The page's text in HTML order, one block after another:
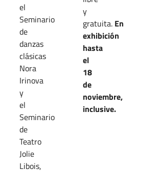
el
Seminario
de
danzas
clásicas
Nora
Irinova
y
el
Seminario
de
Teatro
Jolie
Libois,
y
gratuita. En
exhibición
hasta
el
18
de
noviembre,
inclusive.